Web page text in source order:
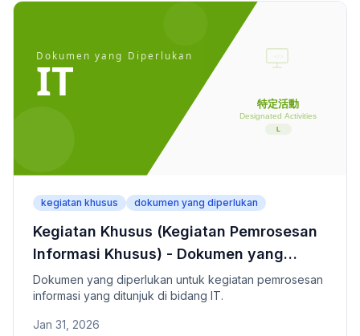
kegiatan khusus dokumen yang diperlukan
Kegiatan Khusus (Kegiatan Pemrosesan
Informasi Khusus) - Dokumen yang
Diperlukan
Dokumen yang diperlukan untuk kegiatan pemrosesan
informasi yang ditunjuk di bidang IT.
Jan 31, 2026